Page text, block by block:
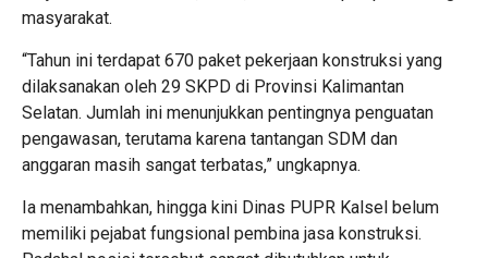
masyarakat.
“Tahun ini terdapat 670 paket pekerjaan konstruksi yang
dilaksanakan oleh 29 SKPD di Provinsi Kalimantan
Selatan. Jumlah ini menunjukkan pentingnya penguatan
pengawasan, terutama karena tantangan SDM dan
anggaran masih sangat terbatas,” ungkapnya.
Ia menambahkan, hingga kini Dinas PUPR Kalsel belum
memiliki pejabat fungsional pembina jasa konstruksi.